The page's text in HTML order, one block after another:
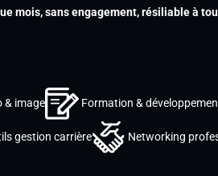
mois, sans engagement, résiliable à
& image Formation &
gestion carrière Networking